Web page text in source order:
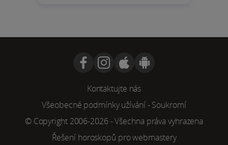
Kontaktujte nás
Všeobecné podmínky užívání-Soukromí
© Copyright 2006-2026 - Všechna práva vyhrazena
Řešení horoskopů pro webmastery